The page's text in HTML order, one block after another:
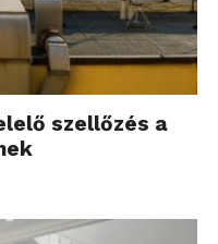
szellőzés a